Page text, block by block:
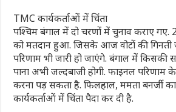
TMC कार्यकर्ताओं में चिंता
पश्चिम बंगाल में दो चरणों में चुनाव कराए
को मतदान हुआ. जिसके आज वोटों की
परिणाम भी जारी हो जाएंगे. बंगाल में किसकी
पाना अभी जल्दबाजी होगी. फाइनल परिणाम
करना पड़ सकता है. फिलहाल, ममता बनर्जी
कार्यकर्ताओं में चिंता पैदा कर दी है.